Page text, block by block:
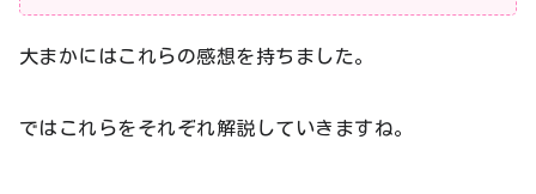
大まかにはこれらの感想を持ちました。
ではこれらをそれぞれ解説していきますね。